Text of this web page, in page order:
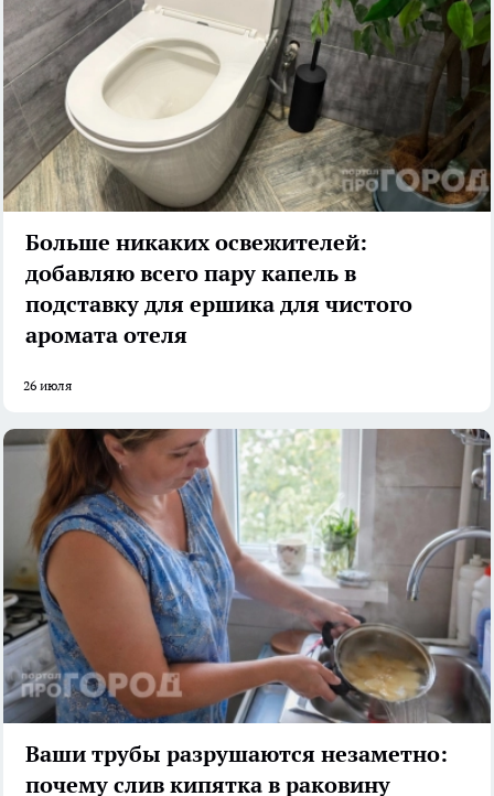
Больше никаких освежителей:
добавляю всего пару капель в
подставку для ершика для чистого
аромата отеля
26 июля
Ваши трубы разрушаются незаметно:
почему слив кипятка в раковину